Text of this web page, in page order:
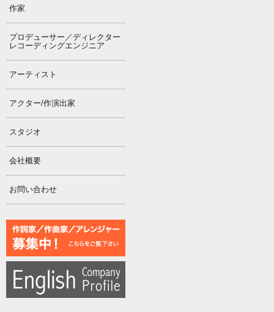
作家
プロデューサー／ディレクター
レコーディングエンジニア
アーティスト
アクター/作演出家
スタジオ
会社概要
お問い合わせ